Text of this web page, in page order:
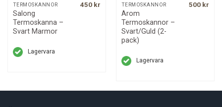
TERMOSKANNOR
Salong
Termoskanna –
Svart Marmor
450 kr
Lagervara
TERMOSKANNOR
Arom
Termoskannor –
Svart/Guld (2-
pack)
500 kr
Lagervara